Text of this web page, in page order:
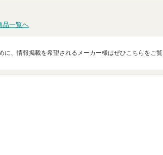
品一覧へ
に、情報掲載を希望されるメーカー様はぜひこちらをご覧